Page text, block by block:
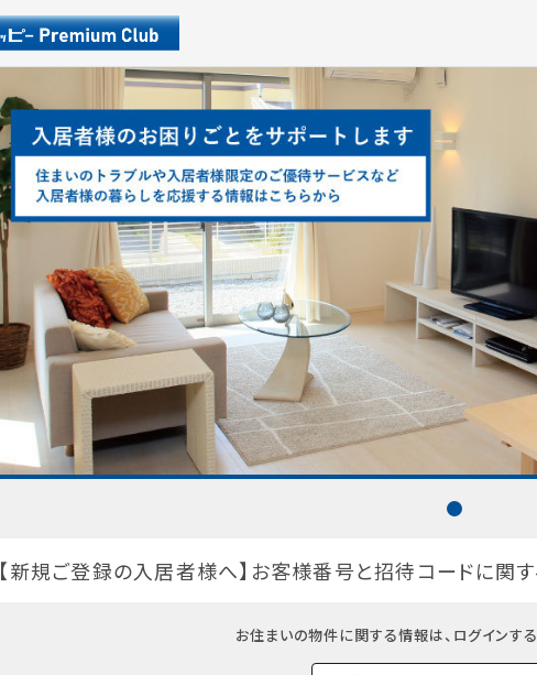
【新規ご登録の入居者様へ】お客様番号と招待コードに関
お住まいの物件に関する情報は、ログインする